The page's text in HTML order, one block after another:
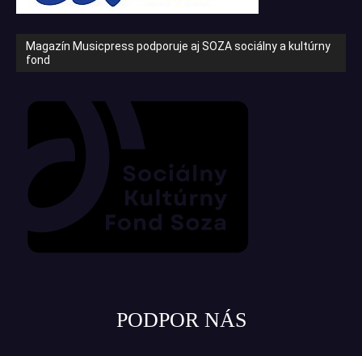
Magazín Musicpress podporuje aj SOZA sociálny a kultúrny
fond
PODPOR NÁS